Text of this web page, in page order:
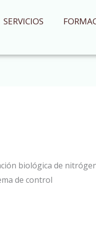
SERVICIOS
biológica de
de control